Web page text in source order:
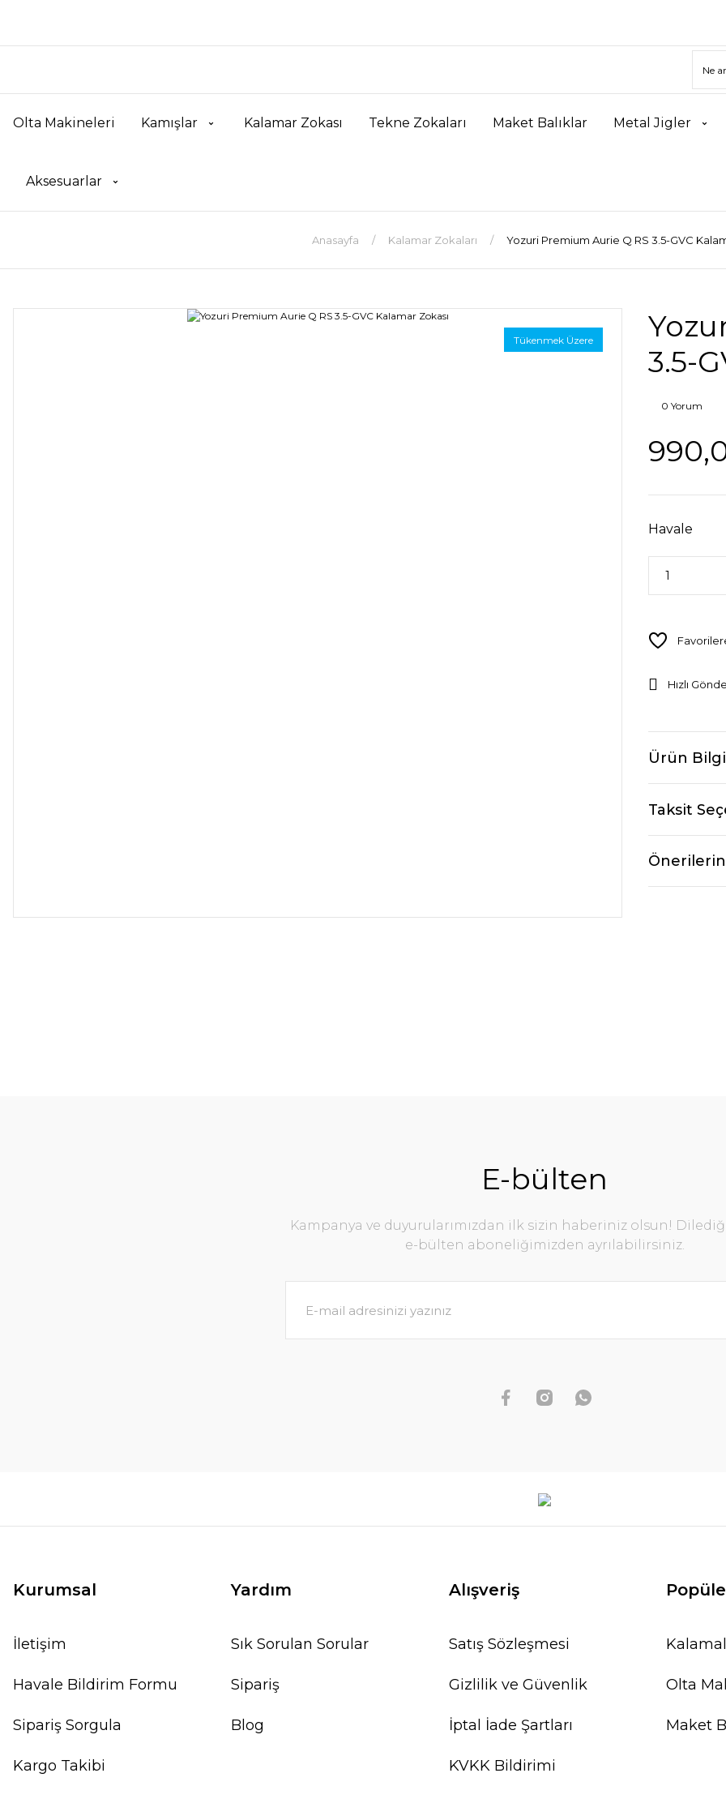
Olta Makineleri Kamışlar Kalamar Zokası Tekne Zokaları Maket Balıklar Metal Jigler
Aksesuarlar
Anasayfa Kalamar Zokaları Yozuri Premium Aurie Q RS 3.5-GVC
Tükenmek Üzere
3.5-
0 Yorum
Havale
Hızlı
Ürün
Taksit
E-bülten
Kampanya ve duyurularımızdan ilk sizin haberiniz olsun!
e-bülten aboneliğimizden ayrılabilirsiniz.
Kurumsal
İletişim
Havale Bildirim Formu
Sipariş Sorgula
Kargo Takibi
Yardım
Sık Sorulan Sorular
Sipariş
Blog
Alışveriş
Satış Sözleşmesi
Gizlilik ve Güvenlik
İptal İade Şartları
KVKK Bildirimi
Olta
Maket